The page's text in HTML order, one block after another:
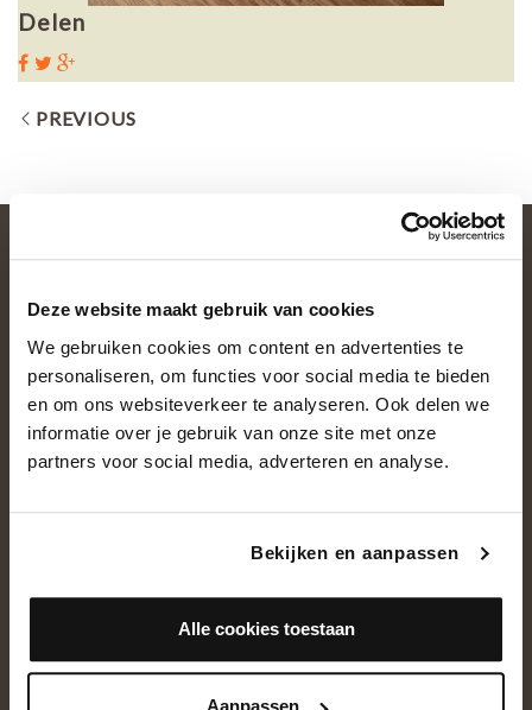
Deze website maakt gebruik van cookies
We gebruiken cookies om content en advertenties te
personaliseren, om functies voor social media te bieden
en om ons websiteverkeer te analyseren. Ook delen we
informatie over je gebruik van onze site met onze
partners voor social media, adverteren en analyse.
Bekijken en aanpassen
Alle cookies toestaan
Delen
PREVIOUS
OVER ONS
NEEM CONTACT OP
+31(0)13 5362828